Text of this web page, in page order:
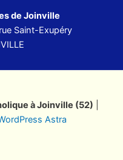
de Joinville
Saint-Exupéry
à Joinville (52)
Astra